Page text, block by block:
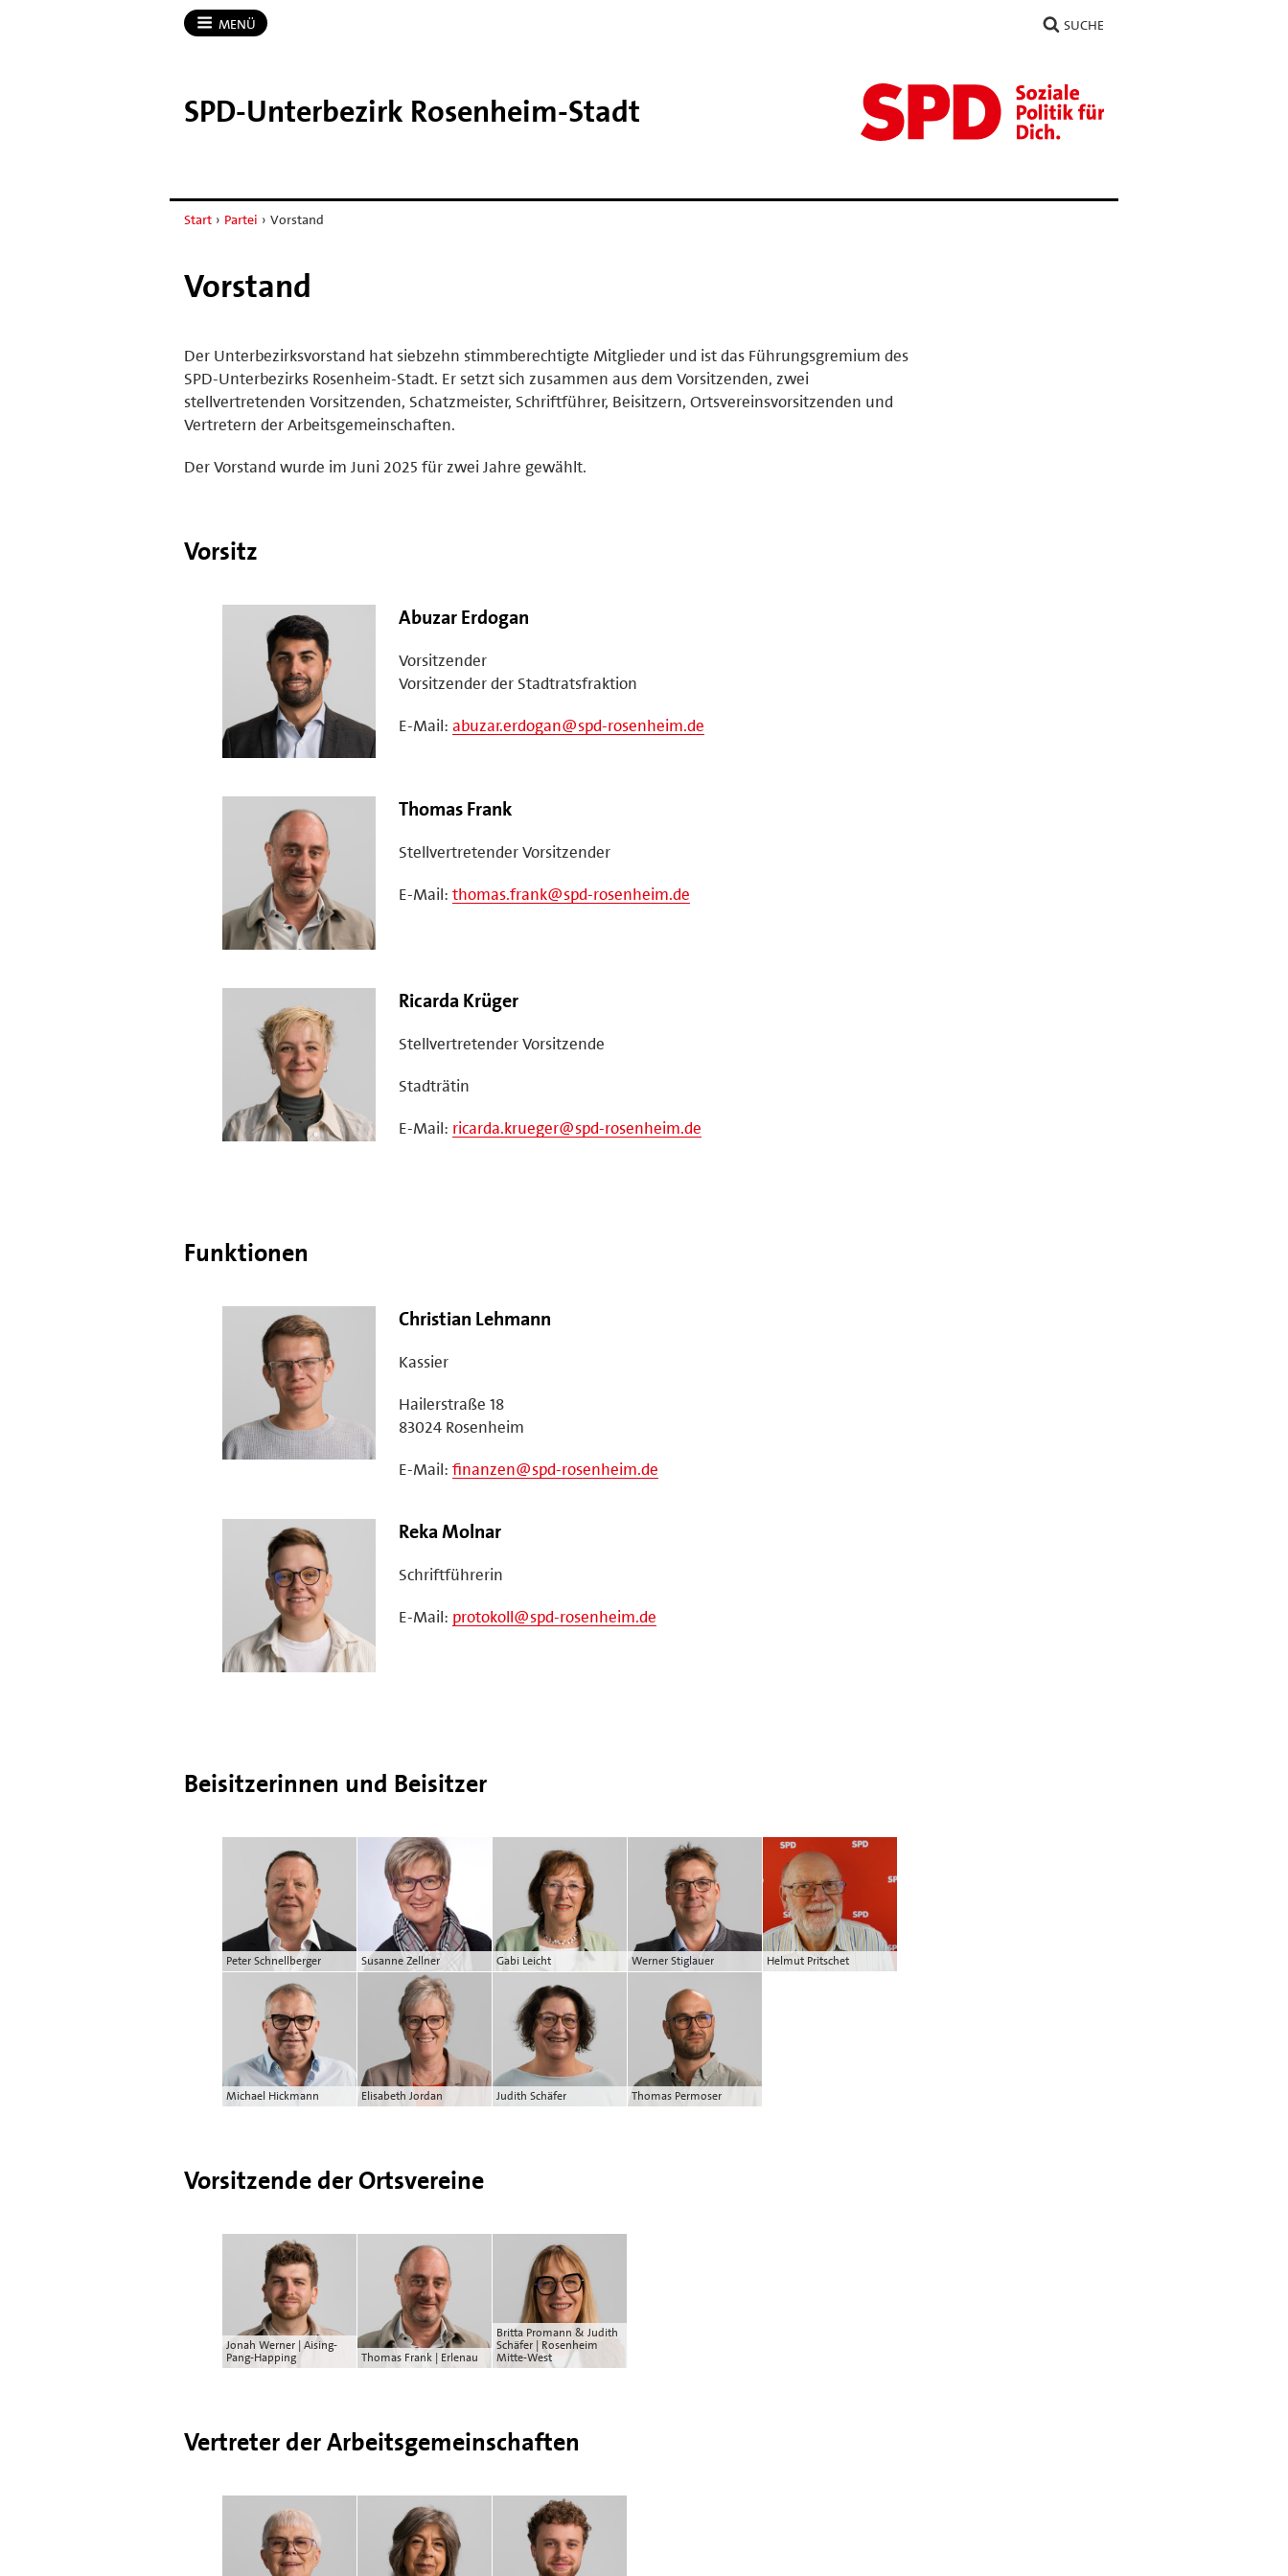
MENÜ SUCHE
SPD-​Unterbezirk Rosenheim-​Stadt
Start › Partei › Vorstand
Vorstand
Der Unterbezirksvorstand hat siebzehn stimmberechtigte Mitglieder und ist das Führungsgremium des
SPD-Unterbezirks Rosenheim-Stadt. Er setzt sich zusammen aus dem Vorsitzenden, zwei
stellvertretenden Vorsitzenden, Schatzmeister, Schriftführer, Beisitzern, Ortsvereinsvorsitzenden und
Vertretern der Arbeitsgemeinschaften.
Der Vorstand wurde im Juni 2025 für zwei Jahre gewählt.
Vorsitz
Abuzar Erdogan
Vorsitzender
Vorsitzender der Stadtratsfraktion
E-Mail: abuzar.erdogan@spd-rosenheim.de
Thomas Frank
Stellvertretender Vorsitzender
E-Mail: thomas.frank@spd-rosenheim.de
Ricarda Krüger
Stellvertretender Vorsitzende
Stadträtin
E-Mail: ricarda.krueger@spd-rosenheim.de
Funktionen
Christian Lehmann
Kassier
Hailerstraße 18
83024 Rosenheim
E-Mail: finanzen@spd-rosenheim.de
Reka Molnar
Schriftführerin
E-Mail: protokoll@spd-rosenheim.de
Beisitzerinnen und Beisitzer
Peter Schnellberger Susanne Zellner Gabi Leicht Werner Stiglauer Helmut Pritschet
Michael Hickmann Elisabeth Jordan Judith Schäfer Thomas Permoser
Vorsitzende der Ortsvereine
Jonah Werner | Aising-
Pang-Happing
Thomas Frank | Erlenau
Britta Promann & Judith
Schäfer | Rosenheim
Mitte-West
Vertreter der Arbeitsgemeinschaften